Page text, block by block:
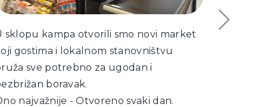
sklopu kampa otvorili smo novi market
gostima i lokalnom stanovništvu
sve potrebno za ugodan i
boravak.
najvažnije - Otvoreno svaki dan.